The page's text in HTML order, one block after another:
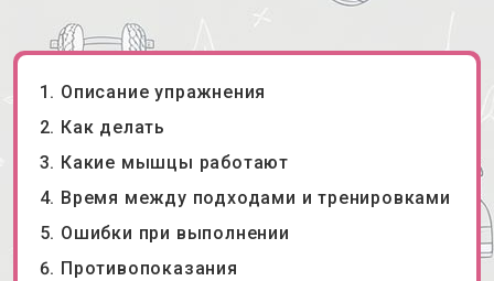
Описание упражнения
Как делать
Какие мышцы работают
Время между подходами и тренировками
Ошибки при выполнении
Противопоказания